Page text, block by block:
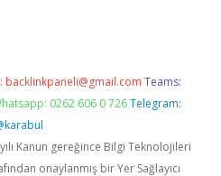
backlinkpaneli@gmail.com Teams:
0262 606 0 726 Telegram:
Kanun gereğince Bilgi Teknolojileri
onaylanmış bir Yer Sağlayıcı